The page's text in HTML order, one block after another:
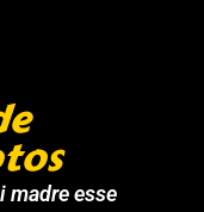
madre esse